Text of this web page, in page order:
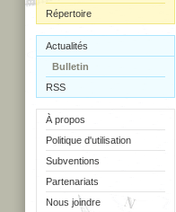
Répertoire
Actualités
Bulletin
RSS
À propos
Politique d'utilisation
Subventions
Partenariats
Nous joindre